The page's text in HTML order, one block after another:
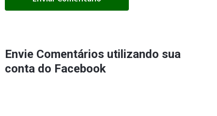
Envie Comentários utilizando sua
conta do Facebook